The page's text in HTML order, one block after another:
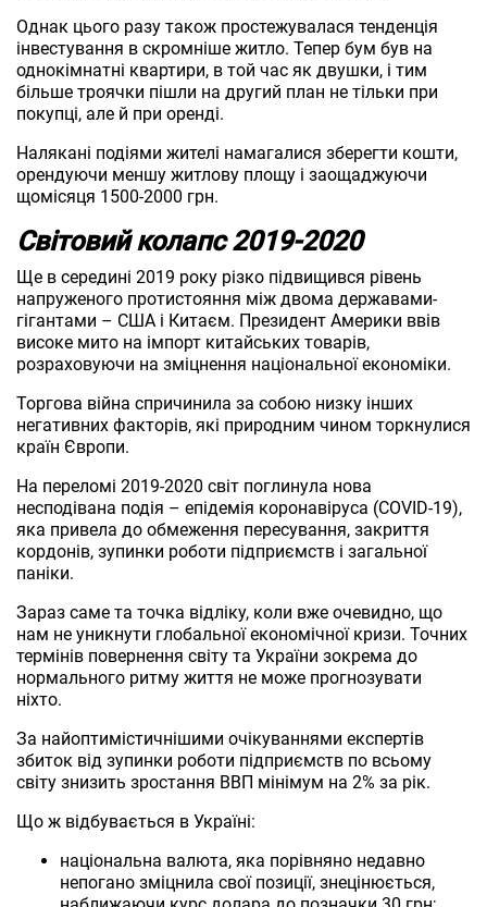
Однак цього разу також простежувалася тенденція
інвестування в скромніше житло. Тепер бум був на
однокімнатні квартири, в той час як двушки, і тим
більше троячки пішли на другий план не тільки при
покупці, але й при оренді.
Налякані подіями жителі намагалися зберегти кошти,
орендуючи меншу житлову площу і заощаджуючи
щомісяця 1500-2000 грн.
Світовий колапс 2019-2020
Ще в середині 2019 року різко підвищився рівень
напруженого протистояння між двома державами-
гігантами – США і Китаєм. Президент Америки ввів
високе мито на імпорт китайських товарів,
розраховуючи на зміцнення національної економіки.
Торгова війна спричинила за собою низку інших
негативних факторів, які природним чином торкнулися
країн Європи.
На переломі 2019-2020 світ поглинула нова
несподівана подія – епідемія коронавіруса (COVID-19),
яка привела до обмеження пересування, закриття
кордонів, зупинки роботи підприємств і загальної
паніки.
Зараз саме та точка відліку, коли вже очевидно, що
нам не уникнути глобальної економічної кризи. Точних
термінів повернення світу та України зокрема до
нормального ритму життя не може прогнозувати
ніхто.
За найоптимістичнішими очікуваннями експертів
збиток від зупинки роботи підприємств по всьому
світу знизить зростання ВВП мінімум на 2% за рік.
Що ж відбувається в Україні:
національна валюта, яка порівняно недавно
непогано зміцнила свої позиції, знецінюється,